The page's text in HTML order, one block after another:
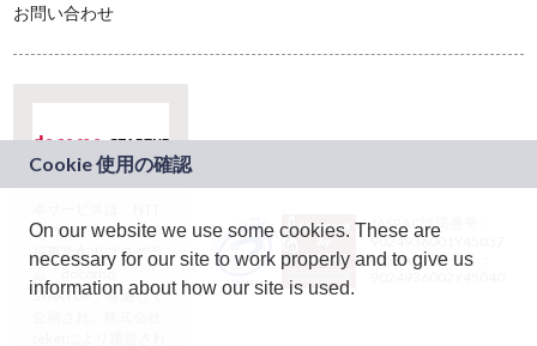
お問い合わせ
ドコモグループの新
規事業創出プログラ
ム「docomo
STARTUP」を通じて
JASRAC許諾番号：
9024936001Y45037
JASRAC許諾番号：
On our website we use some cookies. These are
necessary for our site to work properly and to give us
information about how our site is used.